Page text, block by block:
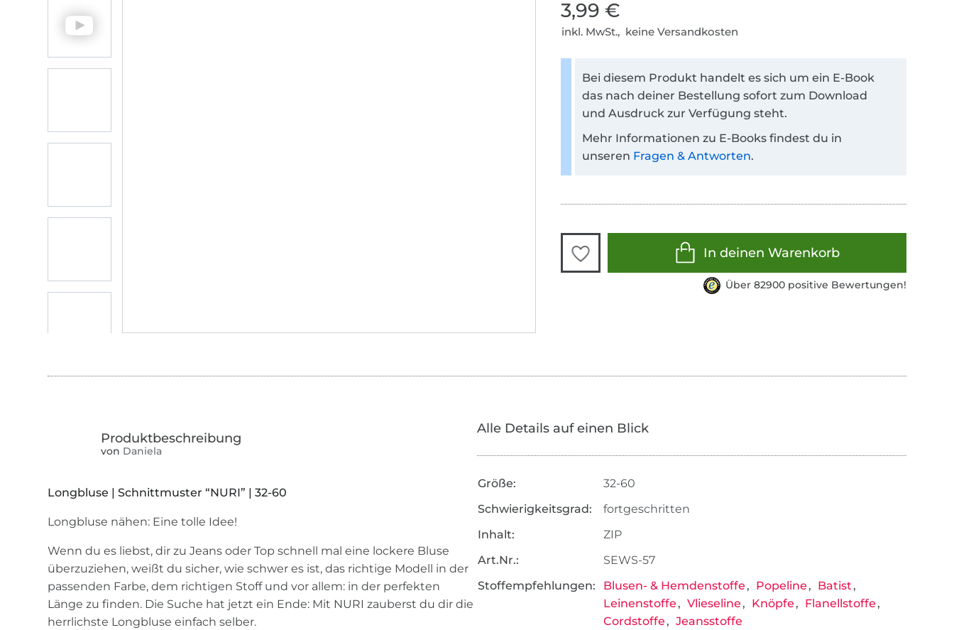
3,99 €
inkl. MwSt., keine Versandkosten
Bei diesem Produkt handelt es sich um ein E-Book
das nach deiner Bestellung sofort zum Download
und Ausdruck zur Verfügung steht.
Mehr Informationen zu E-Books findest du in
unseren Fragen & Antworten.
In deinen Warenkorb
Über 82900 positive Bewertungen!
von Daniela
Longbluse | Schnittmuster “NURI” | 32-60
Longbluse nähen: Eine tolle Idee!
Wenn du es liebst, dir zu Jeans oder Top schnell mal eine lockere Bluse
überzuziehen, weißt du sicher, wie schwer es ist, das richtige Modell in der
passenden Farbe, dem richtigen Stoff und vor allem: in der perfekten
Länge zu finden. Die Suche hat jetzt ein Ende: Mit NURI zauberst du dir die
herrlichste Longbluse einfach selber.
Alle Details auf einen Blick
Größe:
32-60
Schwierigkeitsgrad:
fortgeschritten
Inhalt:
ZIP
Art.Nr.:
SEWS-57
Stoffempfehlungen:
Blusen- & Hemdenstoffe Popeline
Batist
Leinenstoffe
Vlieseline Knöpfe
Flanellstoffe
Cordstoffe
Jeansstoffe